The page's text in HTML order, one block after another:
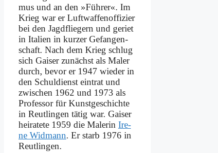
mus und an den »Füh­rer«. Im
Krieg war er Luft­waf­fen­of­fi­zier
bei den Jagd­flie­gern und ge­riet
in Ita­li­en in kur­zer Gefangen­
schaft. Nach dem Krieg schlug
sich Gai­ser zu­nächst als Ma­ler
durch, be­vor er 1947 wie­der in
den Schul­dienst ein­trat und
zwi­schen 1962 und 1973 als
Pro­fes­sor für Kunst­ge­schich­te
in Reut­lin­gen tä­tig war. Gai­ser
hei­ra­te­te 1959 die Ma­le­rin Ire­
ne Wid­mann. Er starb 1976 in
Reut­lin­gen.